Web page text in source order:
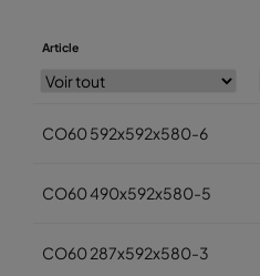
Article
CO60 592x592x580-6
CO60 490x592x580-5
CO60 287x592x580-3